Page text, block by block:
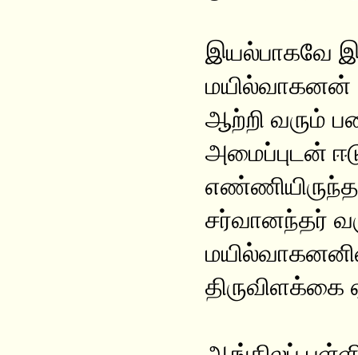
இயல்பாகவே
மயில்வாகனன்
ஆற்றி வரும்
அமைப்புடன்
சர்வானந்தர்
திருவிளக்கை